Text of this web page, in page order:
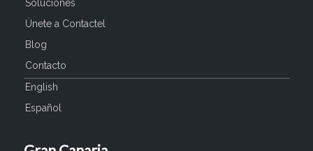
Soluciones
Únete a Contactel
Blog
Contacto
English
Español